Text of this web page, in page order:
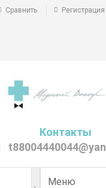
Сравнить Регистрация
Контакты
Меню